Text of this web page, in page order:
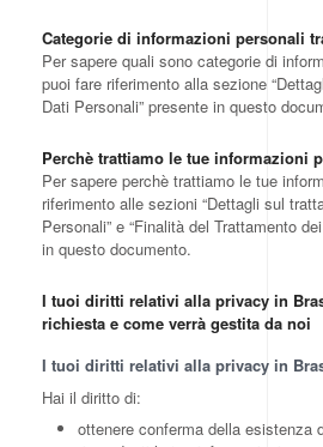
Categorie di informazioni personali
Per sapere quali sono categorie di
puoi fare riferimento alla sezione
Dati Personali” presente in questo
Perchè trattiamo le tue informazioni
Per sapere perchè trattiamo le tue
riferimento alle sezioni “Dettagli sul
Personali” e “Finalità del Trattamento
in questo documento.
I tuoi diritti relativi alla privacy in
richiesta e come verrà gestita da noi
I tuoi diritti relativi alla privacy in
Hai il diritto di:
ottenere conferma della esistenza